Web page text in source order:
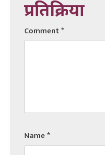
प्रतिक्रिया
Comment*
Name*